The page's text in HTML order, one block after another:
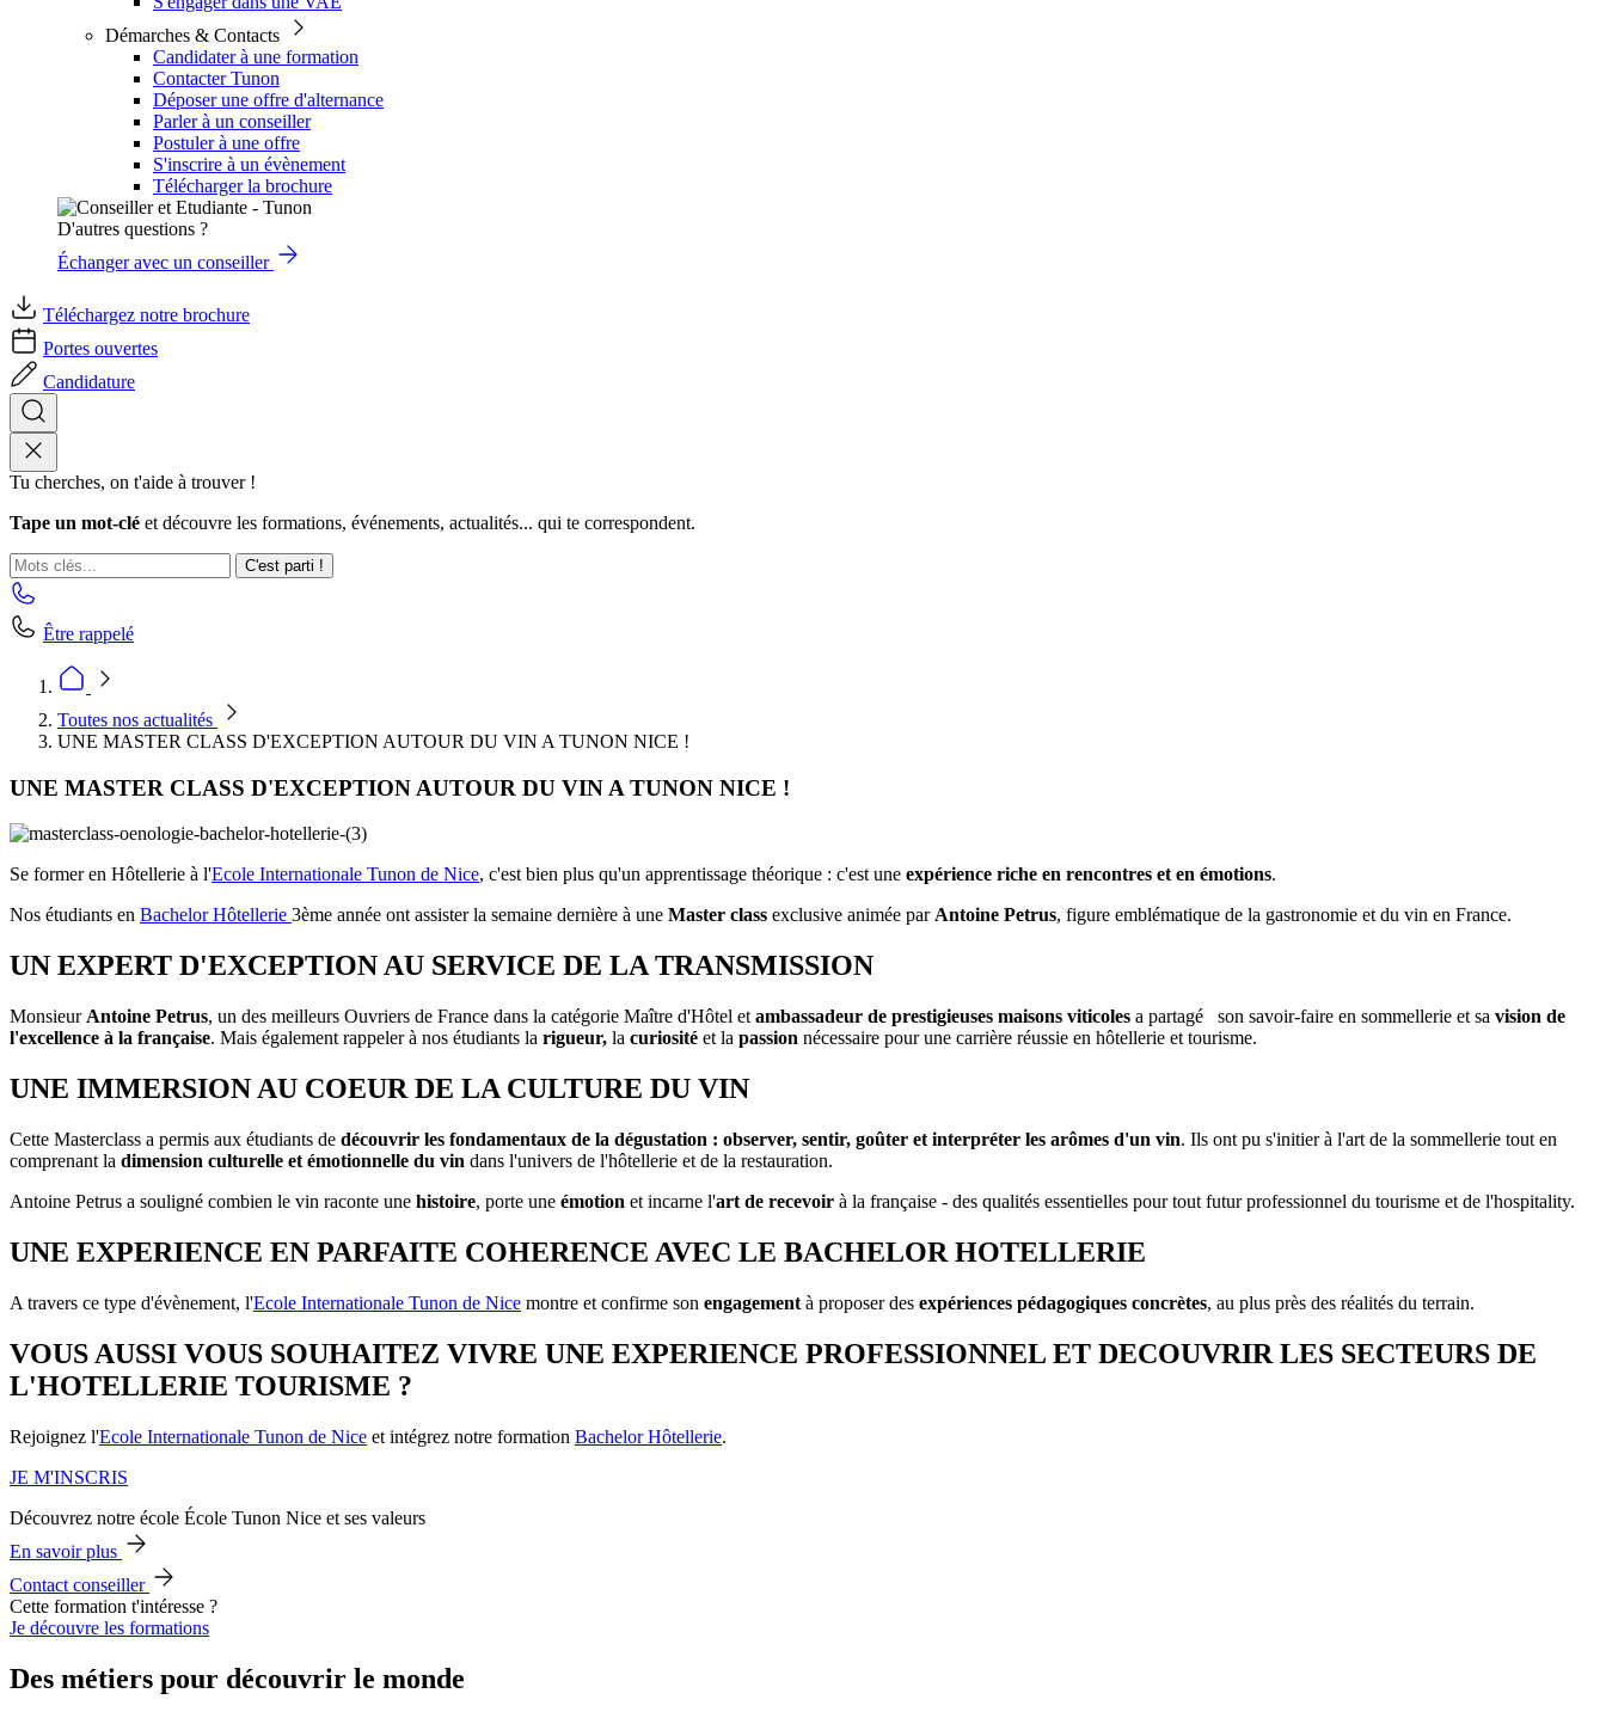
Démarches & Contacts
Candidater à une formation
Contacter Tunon
Déposer une offre d'alternance
Parler à un conseiller
Postuler à une offre
S'inscrire à un évènement
Télécharger la brochure
D'autres questions ?
Échanger avec un conseiller
Téléchargez notre brochure
Portes ouvertes
Candidature
Tu cherches, on t'aide à trouver !
Tape un mot-clé et découvre les formations, événements, actualités... qui te correspondent.
C'est parti !
Être rappelé
Toutes nos actualités
UNE MASTER CLASS D'EXCEPTION AUTOUR DU VIN A TUNON NICE !
UNE MASTER CLASS D'EXCEPTION AUTOUR DU VIN A TUNON NICE !
Se former en Hôtellerie à l'Ecole Internationale Tunon de Nice, c'est bien plus qu'un apprentissage théorique : c'est une expérience riche en rencontres et en émotions.
Nos étudiants en Bachelor Hôtellerie 3ème année ont assister la semaine dernière à une Master class exclusive animée parAntoine Petrus, figure emblématique de la gastronomie et du vin en France.
UN EXPERT D'EXCEPTION AU SERVICE DE LA TRANSMISSION
Monsieur Antoine Petrus, un des meilleurs Ouvriers de France dans la catégorie Maître d'Hôtel et ambassadeur de prestigieuses maisons viticoles a partagé son savoir-faire en sommellerie et sa vision de
l'excellence à la française. Mais également rappeler à nos étudiants la rigueur, la curiosité et la passion nécessaire pour une carrière réussie en hôtellerie et tourisme.
UNE IMMERSION AU COEUR DE LA CULTURE DU VIN
Cette Masterclass a permis aux étudiants de découvrir les fondamentaux de la dégustation : observer, sentir, goûter et interpréter les arômes d'un vin. Ils ont pu s'initier à l'art de la sommellerie tout en
comprenant la dimension culturelle et émotionnelle du vin dans l'univers de l'hôtellerie et de la restauration.
Antoine Petrus a souligné combien le vin raconte une histoire, porte une émotion et incarne l'art de recevoir à la française - des qualités essentielles pour tout futur professionnel du tourisme et de l'hospitality.
UNE EXPERIENCE EN PARFAITE COHERENCE AVEC LE BACHELOR HOTELLERIE
A travers ce type d'évènement, l'Ecole Internationale Tunon de Nice montre et confirme son engagement à proposer des expériences pédagogiques concrètes, au plus près des réalités du terrain.
VOUS AUSSI VOUS SOUHAITEZ VIVRE UNE EXPERIENCE PROFESSIONNEL ET DECOUVRIR LES SECTEURS DE
L'HOTELLERIE TOURISME ?
Rejoignez l'Ecole Internationale Tunon de Nice et intégrez notre formation Bachelor Hôtellerie.
JE M'INSCRIS
Découvrez notre école École Tunon Nice et ses valeurs
En savoir plus
Contact conseiller
Cette formation t'intéresse ?
Je découvre les formations
Des métiers pour découvrir le monde